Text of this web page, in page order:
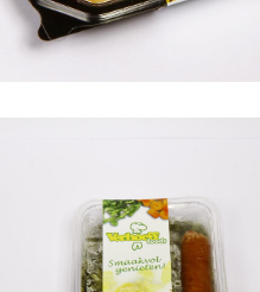
Zalmsalade 6 bolletjes
Stamppot boerenkool